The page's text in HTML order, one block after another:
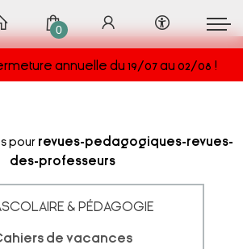
annuelle du 19/07 au 02/08 !
0
pour revues-pedagogiques-revues-
des-professeurs
& PÉDAGOGIE
de vacances